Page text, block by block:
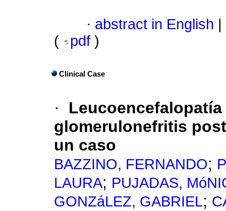
· abstract in English
(
pdf )
Clinical Case
·
glomerulonefritis
un caso
BAZZINO, FERNANDO;
LAURA; PUJADAS,
GONZáLEZ, GABRIEL;